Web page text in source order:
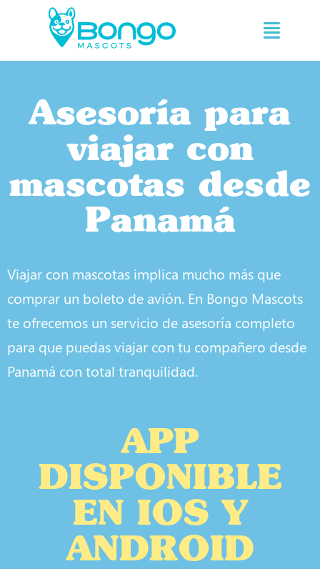
Asesoría para
viajar con
mascotas desde
Panamá
Viajar con mascotas implica mucho más que
comprar un boleto de avión. En Bongo Mascots
te ofrecemos un servicio de asesoría completo
para que puedas viajar con tu compañero desde
Panamá con total tranquilidad.
APP
DISPONIBLE
EN IOS Y
ANDROID